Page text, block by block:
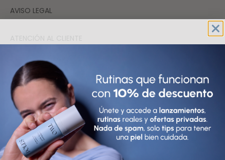
AVISO LEGAL
* PEDIDOS Y ENVÍOS
FAQs resuelve tus dudas
DEVOLUCIONES
CONTACTO
SOSTENIBILIDAD
COMPRAR COSMÉTICA